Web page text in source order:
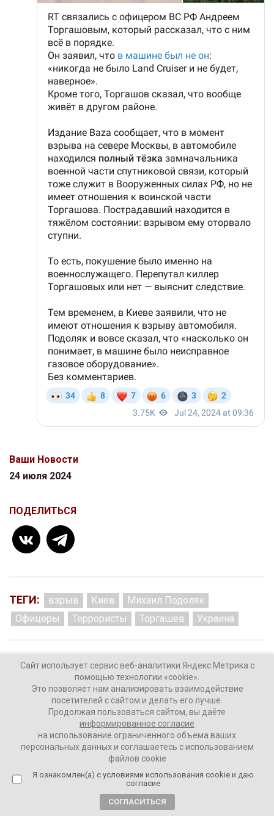
Ваши Новости
24 июля 2024
ПОДЕЛИТЬСЯ
ТЕГИ: взрыв Киев
Михаил Подоляк
Офицеры
Террористы Торгашев Украина
Комментировать
Киев готов к переговорам с
Сайт использует сервис веб-аналитики Яндекс Метрика с
помощью технологии «cookie».
Это позволяет нам анализировать взаимодействие
посетителей с сайтом и делать его лучше.
Продолжая пользоваться сайтом, вы даёте
информированное согласие
на использование ограниченного объема ваших
персональных данных и соглашаетесь с использованием
файлов cookie
Я ознакомлен(а) с условиями использования cookie и даю
согласие
СОГЛАСИТЬСЯ